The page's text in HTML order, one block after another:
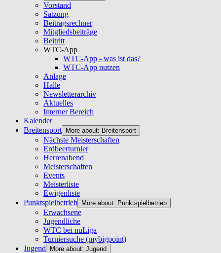
Vorstand
Satzung
Beitragsrechner
Mitgliedsbeiträge
Beitritt
WTC-App
WTC-App - was ist das?
WTC-App nutzen
Anlage
Halle
Newsletterarchiv
Aktuelles
Interner Bereich
Kalender
Breitensport More about: Breitensport
Nächste Meisterschaften
Erdbeerturnier
Herrenabend
Meisterschaften
Events
Meisterliste
Ewigenliste
Punktspielbetrieb More about: Punktspielbetrieb
Erwachsene
Jugendliche
WTC bei nuLiga
Turniersuche (mybigpoint)
Jugend
More about: Jugend